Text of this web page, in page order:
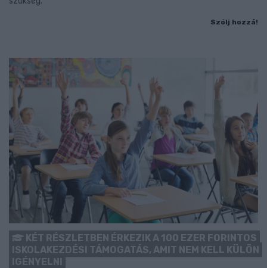
Szólj hozzá!
KÉT RÉSZLETBEN ÉRKEZIK A 100 EZER FORINTOS
ISKOLAKEZDÉSI TÁMOGATÁS, AMIT NEM KELL KÜLÖN
IGÉNYELNI